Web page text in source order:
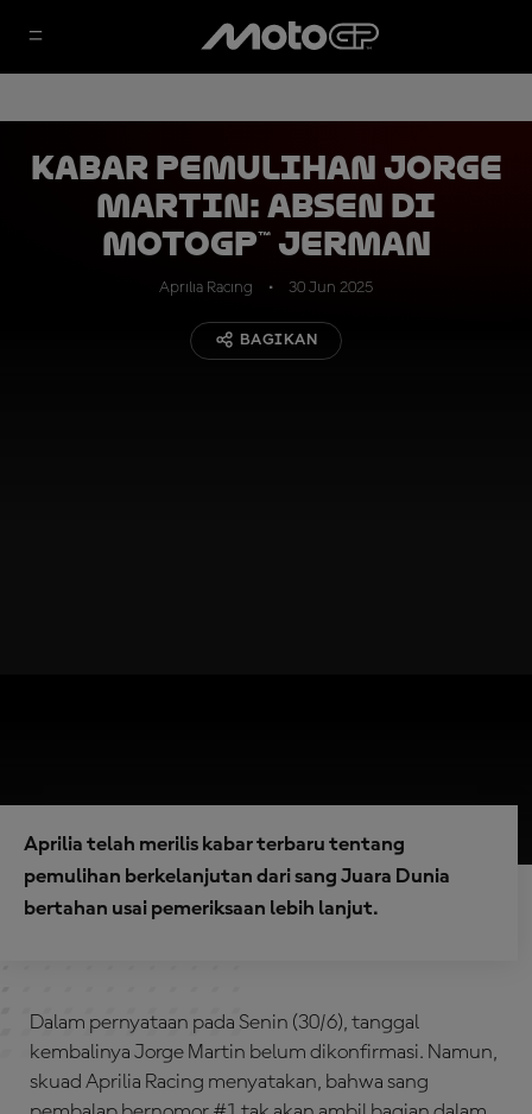
Kabar Pemulihan Jorge
Martin: Absen di
MotoGP™ Jerman
Aprilia Racing 30 Jun 2025
BAGIKAN
Aprilia telah merilis kabar terbaru tentang
pemulihan berkelanjutan dari sang Juara Dunia
bertahan usai pemeriksaan lebih lanjut.
Dalam pernyataan pada Senin (30/6), tanggal
kembalinya Jorge Martin belum dikonfirmasi. Namun,
skuad Aprilia Racing menyatakan, bahwa sang